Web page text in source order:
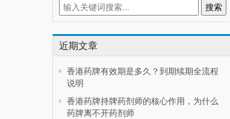
近期文章
香港药牌有效期是多久？到期续期全流程
说明
香港药牌持牌药剂师的核心作用，为什么
药牌离不开药剂师